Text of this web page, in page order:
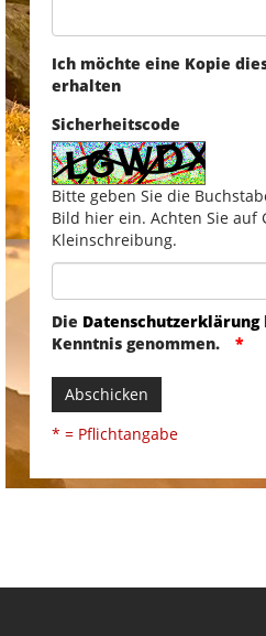
Ich möchte eine Kopie
erhalten
Sicherheitscode
Bitte geben Sie die
Bild hier ein. Achten Sie auf
Kleinschreibung.
Die Datenschutzerklärung
Kenntnis genommen.
Abschicken
* = Pflichtangabe